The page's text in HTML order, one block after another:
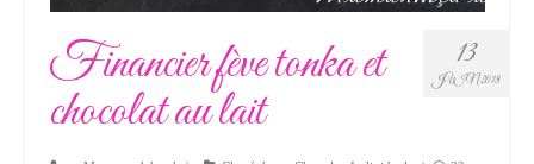
13
JUIN 2018
Financier fève tonka et
chocolat au lait